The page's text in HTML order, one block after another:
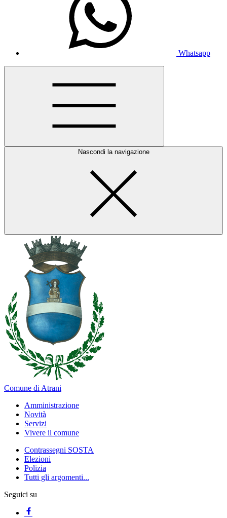
Whatsapp
Nascondi la navigazione
Comune di Atrani
Amministrazione
Novità
Servizi
Vivere il comune
Contrassegni SOSTA
Elezioni
Polizia
Tutti gli argomenti...
Seguici su